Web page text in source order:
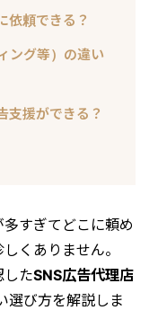
依頼できる？
ング等）の違い
支援ができる？
すぎてどこに頼め
くありません。
したSNS広告代理店
選び方を解説しま